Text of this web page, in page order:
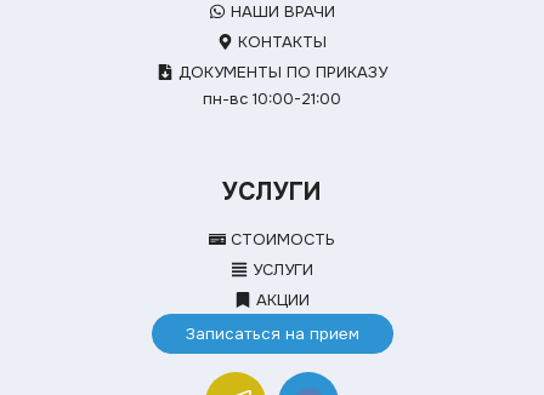
НАШИ ВРАЧИ
КОНТАКТЫ
ДОКУМЕНТЫ ПО ПРИКАЗУ
пн-вс 10:00-21:00
УСЛУГИ
СТОИМОСТЬ
УСЛУГИ
АКЦИИ
Записаться на прием